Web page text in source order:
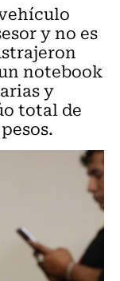
y no es
notebook
y
total de